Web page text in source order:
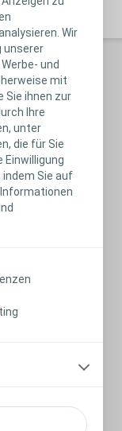
Wir
unserer
und
mit
Sie ihnen zur
Ihre
unter
die für Sie
Einwilligung
Sie auf
Informationen
results
Conveen Optima in